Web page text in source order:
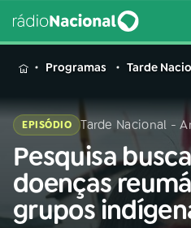
MENU
Buscar
na
Rádio
Nacional
Buscar
Programas Tarde
EPISÓDIO Tarde Nacional -
Pesquisa
doenças
grupos